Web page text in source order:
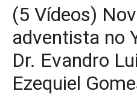
(5 Vídeos)
adventista no
Dr. Evandro
Ezequiel